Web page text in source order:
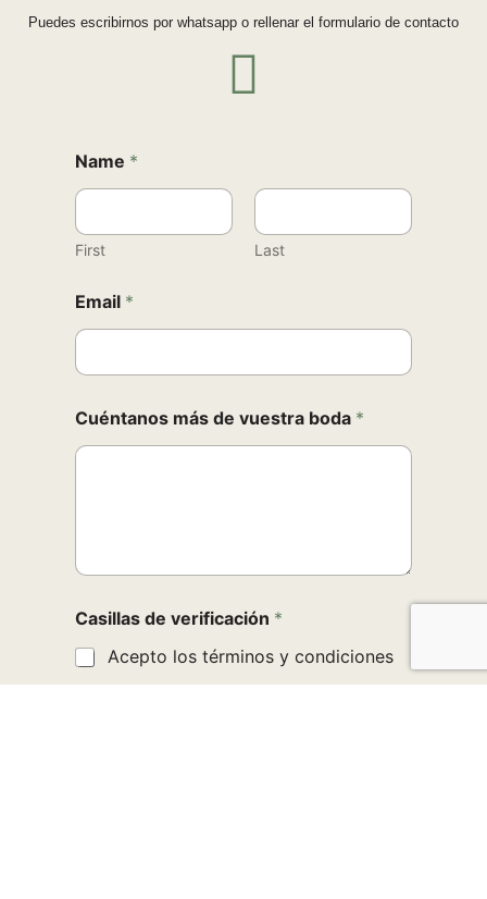
Puedes escribirnos por whatsapp o rellenar el formulario de contacto
Name *
First Last
Email *
Cuéntanos más de vuestra boda *
Casillas de verificación *
Acepto los términos y condiciones